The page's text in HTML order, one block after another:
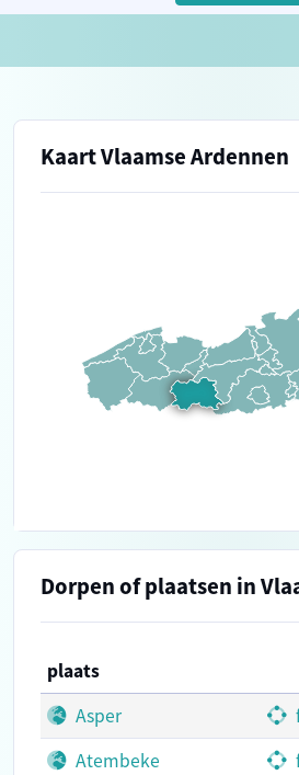
Kaart Vlaamse Ardennen
Dorpen of plaatsen in
plaats
Asper
Atembeke